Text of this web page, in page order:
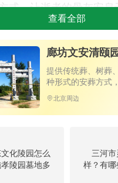
式，让逝者的骨灰安息
然相融合。
：花坛葬是一种富有艺
元。逝者的骨灰将
墓地增添了美丽和色彩
：草坪葬是一种高档次
。逝者的骨灰将安息于
既庄重又舒适，为家
查看全部
廊坊文安清颐
提供传统葬、树葬
种形式的安葬方式
北京周边
化陵园怎么
陵园墓地多
三河市
样？有